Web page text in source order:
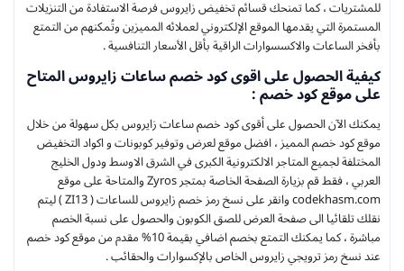
للمشتريات ، كما تمنحك قسائم تخفيض زايروس فرصة الاستفادة من التنزيلات
المستمرة التي يقدمها الموقع الإلكتروني لعملائه المميزين وتُمكنهم من التمتع
بأفخر الساعات والاكسسوارات الراقية بأقل الأسعار التنافسية .
كيفية الحصول على اقوى كود خصم ساعات زايروس المتاح
على موقع كود خصم :
يمكنك الآن الحصول على أقوى كود خصم ساعات زايروس بكل سهولة من خلال
موقع كود خصم المميز ، افضل موقع لعرض وتوفير كوبونات و اكواد التخفيض
المختلفة لجميع المتاجر الالكترونية الكبرى في الشرق الاوسط ودول الخليج
العربي ، فقط قم بزيارة الصفحة الخاصة بمتجر Zyros والمتاحة على موقع
codekhasm.com وانقر على نسخ رمز خصم زايروس للساعات ( ZI13 ) ليتم
نقلك تلقائيا الى صفحة العرض للصق الكوبون والحصول على نسبة الخصم
مباشرة ، كما يمكنك التمتع بخصم اضافي بقيمة 10% مقدم من موقع كود خصم
عند نسخ رمز ترويجي زايروس الخاص بالإكسوارات والحقائب .